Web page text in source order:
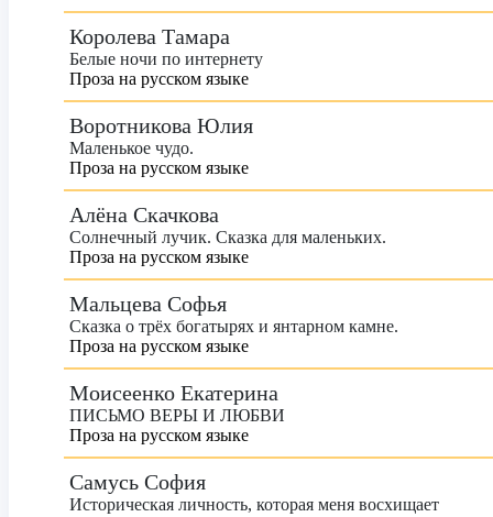
Королева Тамара
Белые ночи по интернету
Проза на русском языке
Воротникова Юлия
Маленькое чудо.
Проза на русском языке
Алёна Скачкова
Солнечный лучик. Сказка для маленьких.
Проза на русском языке
Мальцева Софья
Сказка о трёх богатырях и янтарном камне.
Проза на русском языке
Моисеенко Екатерина
ПИСЬМО ВЕРЫ И ЛЮБВИ
Проза на русском языке
Самусь София
Историческая личность, которая меня восхищает